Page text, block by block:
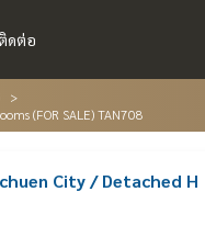
ดต่อ
(FOR SALE) TAN708
City / Detached H